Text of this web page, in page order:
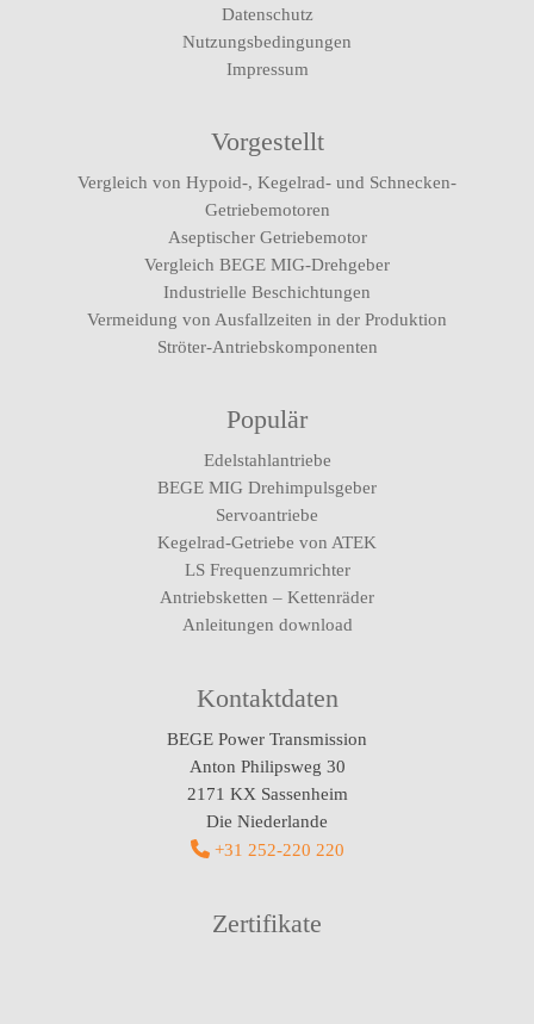
Datenschutz
Nutzungsbedingungen
Impressum
Vorgestellt
Vergleich von Hypoid-, Kegelrad- und Schnecken-
Getriebemotoren
Aseptischer Getriebemotor
Vergleich BEGE MIG-Drehgeber
Industrielle Beschichtungen
Vermeidung von Ausfallzeiten in der Produktion
Ströter-Antriebskomponenten
Populär
Edelstahlantriebe
BEGE MIG Drehimpulsgeber
Servoantriebe
Kegelrad-Getriebe von ATEK
LS Frequenzumrichter
Antriebsketten – Kettenräder
Anleitungen download
Kontaktdaten
BEGE Power Transmission
Anton Philipsweg 30
2171 KX Sassenheim
Die Niederlande
+31 252-220 220
Zertifikate